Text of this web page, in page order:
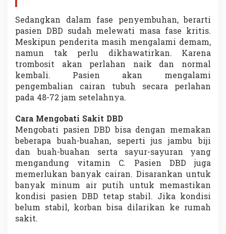
Sedangkan dalam fase penyembuhan, berarti
pasien DBD sudah melewati masa fase kritis.
Meskipun penderita masih mengalami demam,
namun tak perlu dikhawatirkan. Karena
trombosit akan perlahan naik dan normal
kembali. Pasien akan mengalami
pengembalian cairan tubuh secara perlahan
pada 48-72 jam setelahnya.
Cara Mengobati Sakit DBD
Mengobati pasien DBD bisa dengan memakan
beberapa buah-buahan, seperti jus jambu biji
dan buah-buahan serta sayur-sayuran yang
mengandung vitamin C. Pasien DBD juga
memerlukan banyak cairan. Disarankan untuk
banyak minum air putih untuk memastikan
kondisi pasien DBD tetap stabil. Jika kondisi
belum stabil, korban bisa dilarikan ke rumah
sakit.